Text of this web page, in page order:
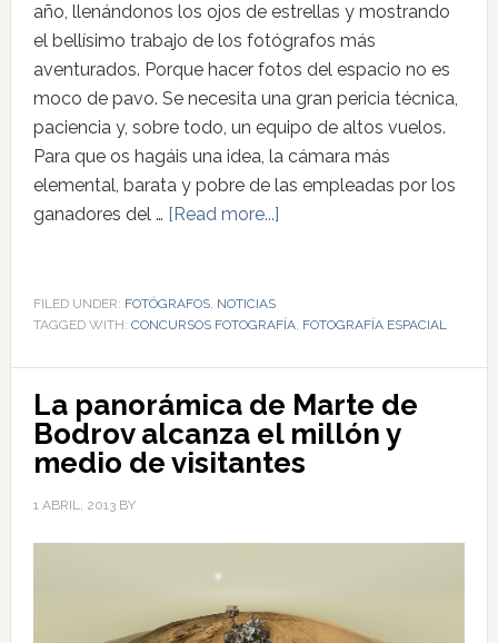
año, llenándonos los ojos de estrellas y mostrando
el bellísimo trabajo de los fotógrafos más
aventurados. Porque hacer fotos del espacio no es
moco de pavo. Se necesita una gran pericia técnica,
paciencia y, sobre todo, un equipo de altos vuelos.
Para que os hagáis una idea, la cámara más
elemental, barata y pobre de las empleadas por los
ganadores del … [Read more...]
FILED UNDER: FOTÓGRAFOS, NOTICIAS
TAGGED WITH: CONCURSOS FOTOGRAFÍA, FOTOGRAFÍA ESPACIAL
La panorámica de Marte de
Bodrov alcanza el millón y
medio de visitantes
1 ABRIL, 2013BY